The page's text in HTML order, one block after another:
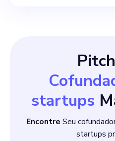
startups
Encontre Seu
startups